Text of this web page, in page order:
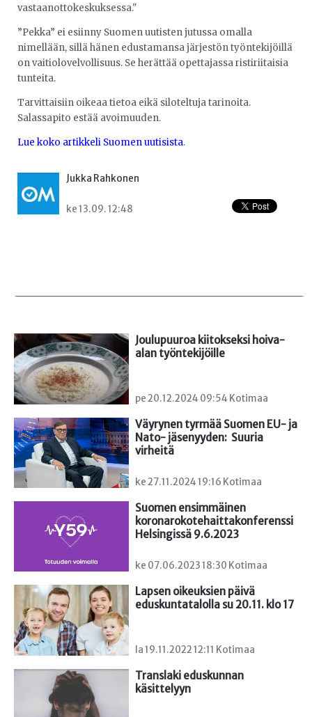
vastaanottokeskuksessa."
”Pekka” ei esiinny Suomen uutisten jutussa omalla
nimellään, sillä hänen edustamansa järjestön työntekijöillä
on vaitiolovelvollisuus. Se herättää opettajassa ristiriitaisia
tunteita.
Tarvittaisiin oikeaa tietoa eikä siloteltuja tarinoita.
Salassapito estää avoimuuden.
Lue koko artikkeli Suomen uutisista.
Jukka Rahkonen
ke 13.09. 12:48
Joulupuuroa kiitokseksi hoiva-
alan työntekijöille
pe 20.12.2024 09:54 Kotimaa
Väyrynen tyrmää Suomen EU- ja
Nato- jäsenyyden:  Suuria
virheitä
ke 27.11.2024 19:16 Kotimaa
Suomen ensimmäinen
koronarokotehaittakonferenssi
Helsingissä 9.6.2023
ke 07.06.2023 18:30 Kotimaa
Lapsen oikeuksien päivä
eduskuntatalolla su 20.11. klo 17
la 19.11.2022 12:11 Kotimaa
Translaki eduskunnan
käsittelyyn